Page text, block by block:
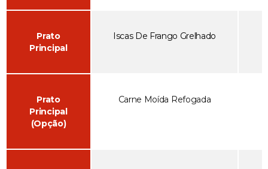
Prato
Principal
Iscas De Frango Grelhado
Prato
Principal
(Opção)
Carne Moída Refogada